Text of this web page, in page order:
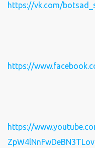
https://vk.com/
https://
https://